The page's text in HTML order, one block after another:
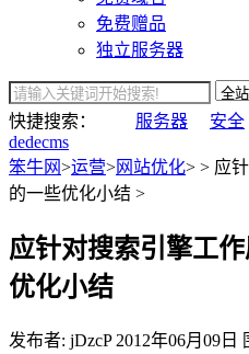
免费赠品
独立服务器
快捷搜索： 服务器 安全
dedecms
笨牛网>运营>网站优化> > 应
的一些优化小结 >
应针对搜索引擎工
优化小结
发布者: jDzcP 2012年06月09日